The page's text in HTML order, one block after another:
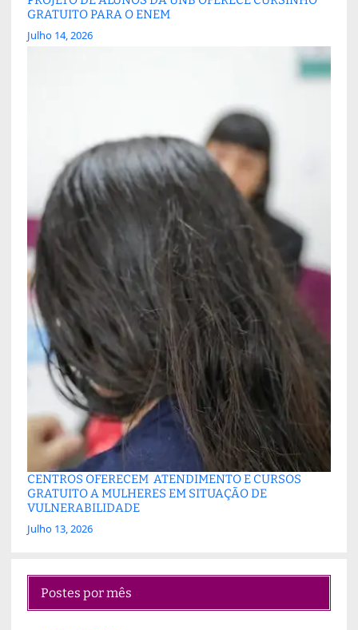
GRATUITO PARA O ENEM
Julho 14, 2026
CENTROS OFERECEM ATENDIMENTO E CURSOS
GRATUITO A MULHERES EM SITUAÇÃO DE
VULNERABILIDADE
Julho 13, 2026
Postes por mês